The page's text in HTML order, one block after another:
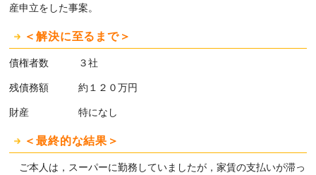
産申立をした事案。
＜解決に至るまで＞
債権者数 ３社
残債務額 約１２０万円
財産 特になし
＜最終的な結果＞
ご本人は，スーパーに勤務していましたが，家賃の支払いが滞っ